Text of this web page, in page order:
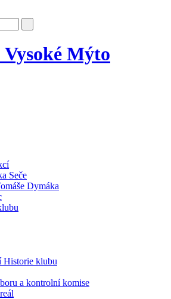
Mýto
Seče
Dymáka
Historie klubu
a kontrolní komise